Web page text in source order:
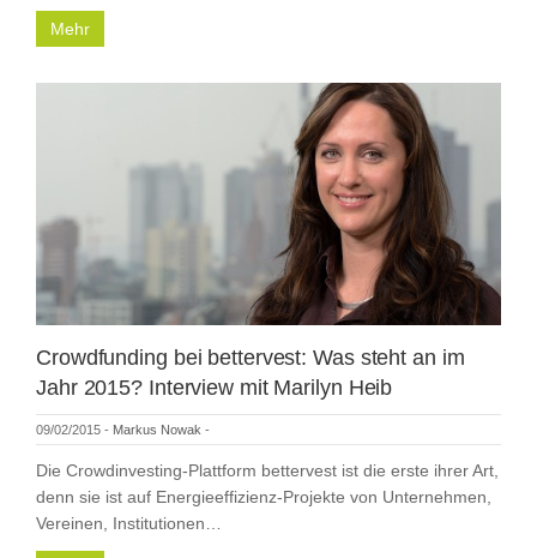
Mehr
Crowdfunding bei bettervest: Was steht an im
Jahr 2015? Interview mit Marilyn Heib
09/02/2015 - Markus Nowak -
Die Crowdinvesting-Plattform bettervest ist die erste ihrer Art,
denn sie ist auf Energieeffizienz-Projekte von Unternehmen,
Vereinen, Institutionen…